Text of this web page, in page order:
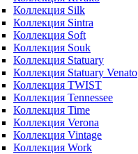
Коллекция Silk
Коллекция Sintra
Коллекция Soft
Коллекция Souk
Коллекция Statuary
Коллекция Statuary Venato
Коллекция TWIST
Коллекция Tennessee
Коллекция Time
Коллекция Verona
Коллекция Vintage
Коллекция Work